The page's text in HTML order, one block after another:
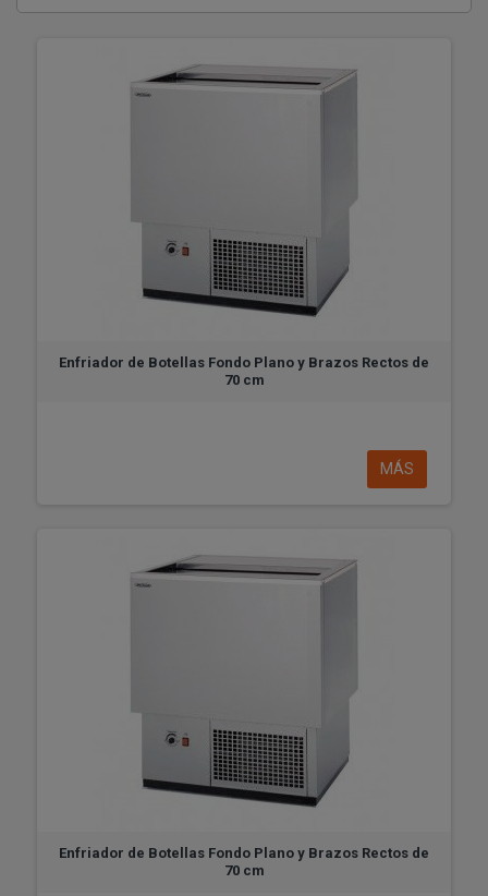
Enfriador de Botellas Fondo Plano y Brazos Rectos de
70 cm
MÁS
Enfriador de Botellas Fondo Plano y Brazos Rectos de
70 cm